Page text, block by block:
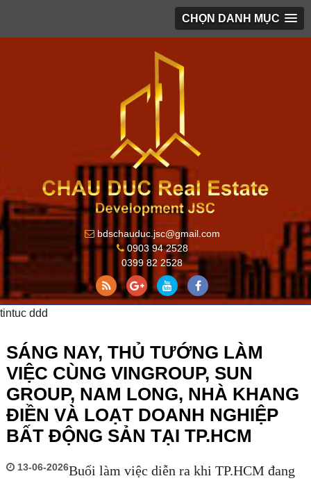
CHỌN DANH MỤC
bdschauduc.jsc@gmail.com
0903 94 2528
0399 82 2528
tintuc ddd
SÁNG NAY, THỦ TƯỚNG LÀM
VIỆC CÙNG VINGROUP, SUN
GROUP, NAM LONG, NHÀ KHANG
ĐIỀN VÀ LOẠT DOANH NGHIỆP
BẤT ĐỘNG SẢN TẠI TP.HCM
13-06-2026Buổi làm việc diễn ra khi TP.HCM đang